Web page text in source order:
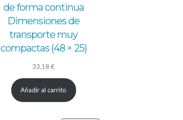
de forma continua
Dimensiones de
transporte muy
compactas (48 × 25)
33,18€
Añadir al carrito